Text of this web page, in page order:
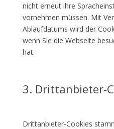
nicht erneut ihre
vornehmen müssen. Mit
Ablaufdatums wird der
wenn Sie die Webseite
hat.
3. Drittanbieter-
Drittanbieter-Cookies